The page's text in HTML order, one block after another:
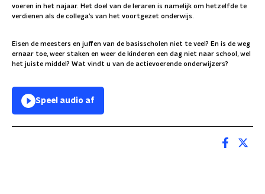
voeren in het najaar. Het doel van de leraren is namelijk om hetzelfde te
verdienen als de collega’s van het voortgezet onderwijs.
Eisen de meesters en juffen van de basisscholen niet te veel? En is de weg
ernaar toe, weer staken en weer de kinderen een dag niet naar school, wel
het juiste middel? Wat vindt u van de actievoerende onderwijzers?
Speel audio af